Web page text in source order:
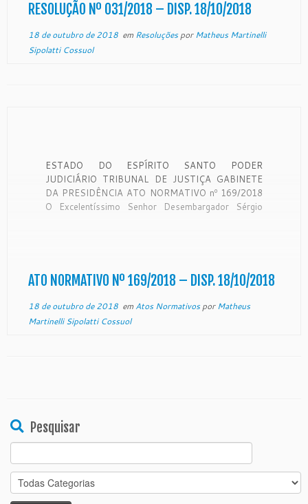
RESOLUÇÃO Nº 031/2018 – DISP. 18/10/2018
18 de outubro de 2018em ResoluçõesporMatheus Martinelli
Sipolatti Cossuol
ESTADO DO ESPÍRITO SANTO PODER
JUDICIÁRIO TRIBUNAL DE JUSTIÇA GABINETE
DA PRESIDÊNCIA ATO NORMATIVO nº 169/2018
O Excelentíssimo Senhor Desembargador Sérgio
ATO NORMATIVO Nº 169/2018 – DISP. 18/10/2018
18 de outubro de 2018em Atos NormativosporMatheus
Martinelli Sipolatti Cossuol
Pesquisar
for: